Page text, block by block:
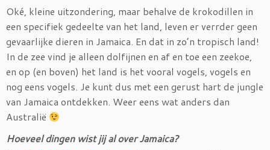
Oké, kleine uitzondering, maar behalve de krokodillen in
een specifiek gedeelte van het land, leven er verrder geen
gevaarlijke dieren in Jamaica. En dat in zo’n tropisch land!
In de zee vind je alleen dolfijnen en af en toe een zeekoe,
en op (en boven) het land is het vooral vogels, vogels en
nog eens vogels. Je kunt dus met een gerust hart de jungle
van Jamaica ontdekken. Weer eens wat anders dan
Australië
Hoeveel dingen wist jij al over Jamaica?